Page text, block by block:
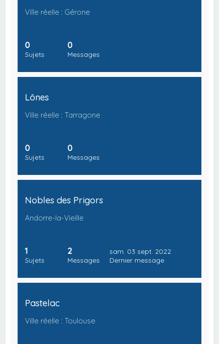
Ville réelle : Gérone
0
Sujets
0
Messages
Lônes
Ville réelle : Tarragone
0
Sujets
0
Messages
Nobles des Prigors
Andorre-la-Vieille
1
Sujets
2
Messages
sam. 03 sept. 2022
Dernier message
Pastelac
Ville réelle : Toulouse